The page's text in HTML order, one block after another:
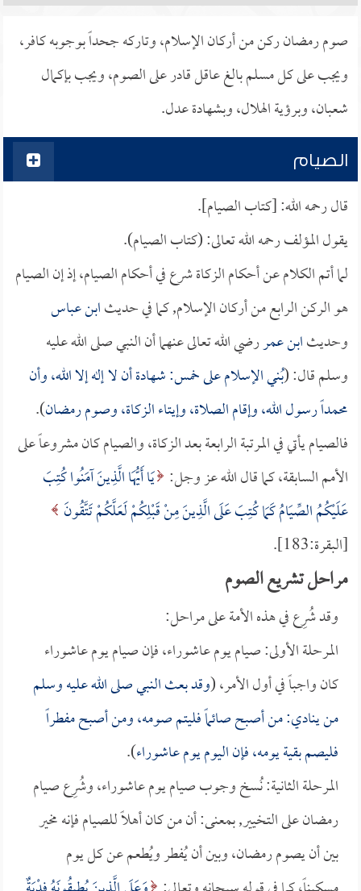
صوم رمضان ركن من أركان الإسلام، وتاركه جحداً بوجوبه كافر،
ويجب على كل مسلم بالغ عاقل قادر على الصوم، ويجب بإكمال
شعبان، وبرؤية الهلال، وبشهادة عدل.
الصيام
قال رحمه الله: [كتاب الصيام].
يقول المؤلف رحمه الله تعالى: (كتاب الصيام).
لما أتم الكلام عن أحكام الزكاة شرع في أحكام الصيام، إذ إن الصيام
هو الركن الرابع من أركان الإسلام, كما في حديثابن عباس
وحديثابن عمررضي الله تعالى عنهما أن النبي صلى الله عليه
وسلم قال: (بُني الإسلام على خمس: شهادة أن لا إله إلا الله، وأن
محمداً رسول الله، وإقام الصلاة، وإيتاء الزكاة، وصوم رمضان).
فالصيام يأتي في المرتبة الرابعة بعد الزكاة، والصيام كان مشروعاً على
الأمم السابقة، كما قال الله عز وجل: يَا أَيُّهَا الَّذِينَ آمَنُوا كُتِبَ
عَلَيْكُمُ الصِّيَامُ كَمَا كُتِبَ عَلَى الَّذِينَ مِنْ قَبْلِكُمْ لَعَلَّكُمْ تَتَّقُونَ
[البقرة:183].
مراحل تشريع الصوم
وقد شُرِع في هذه الأمة على مراحل:
المرحلة الأولى: صيام يوم عاشوراء، فإن صيام يوم عاشوراء
كان واجباً في أول الأمر، (وقد بعث النبي صلى الله عليه وسلم
من ينادي: من أصبح صائماً فليتم صومه، ومن أصبح مفطراً
فليصم بقية يومه، فإن اليوم يوم عاشوراء).
المرحلة الثانية: نُسخ وجوب صيام يوم عاشوراء، وشُرِع صيام
رمضان على التخيير, بمعنى: أن من كان أهلاً للصيام فإنه مخير
بين أن يصوم رمضان، وبين أن يُفطر ويُطعم عن كل يوم